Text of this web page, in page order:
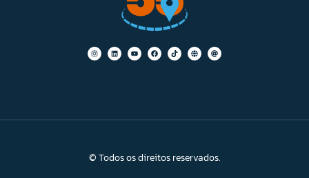
© Todos os direitos reservados.